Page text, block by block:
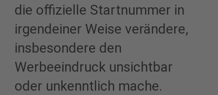
die offizielle Startnummer in
irgendeiner Weise verändere,
insbesondere den
Werbeeindruck unsichtbar
oder unkenntlich mache.